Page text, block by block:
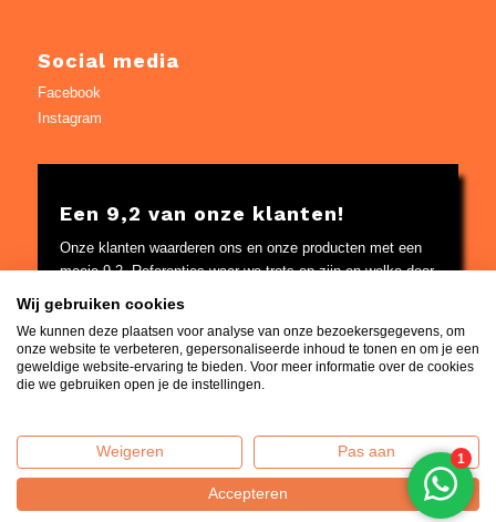
Social media
Facebook
Instagram
Een 9,2 van onze klanten!
Onze klanten waarderen ons en onze producten met een
mooie 9,2. Referenties waar we trots op zijn en welke door
Google worden gecontroleerd.
Bekijkhierde referenties
Home|Contact|Algemene voorwaarden|Over ons|Privacy
| © 2014 - 2026 - Vuur-tafels.nl | KvK: 65511883 |
Verzenden, retourneren en klantenservice
Wij gebruiken cookies
We kunnen deze plaatsen voor analyse van onze bezoekersgegevens, om
onze website te verbeteren, gepersonaliseerde inhoud te tonen en om je een
geweldige website-ervaring te bieden. Voor meer informatie over de cookies
die we gebruiken open je de instellingen.
Weigeren Pas aan
Accepteren